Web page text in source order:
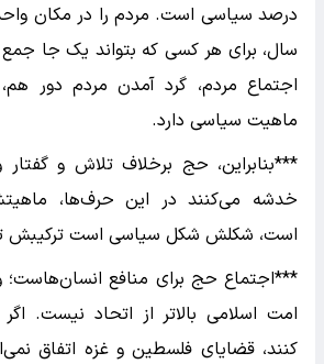
درصد سیاسی است. مردم را در مکان
سال، برای هر کسی که بتواند یک جا
اجتماع مردم، گرد آمدن مردم دور
ماهیت سیاسی دارد.
***بنابراین، حج برخلاف تلاش و
خدشه می‌کنند در این حرف‌ها،
است، شکلش شکل سیاسی است ترکیبش
***اجتماع حج برای منافع
امت اسلامی بالاتر از اتحاد نیست.
کنند، قضایای فلسطین و غزه اتفاق